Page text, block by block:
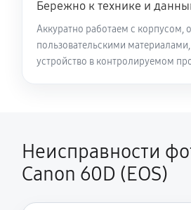
Бережно к технике и
Аккуратно работаем с корпусом,
пользовательскими
устройство в контролируемом
Неисправности
Canon 60D (EOS)